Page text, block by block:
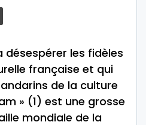
désespérer les fidèles
française et qui
de la culture
» (1) est une grosse
mondiale de la